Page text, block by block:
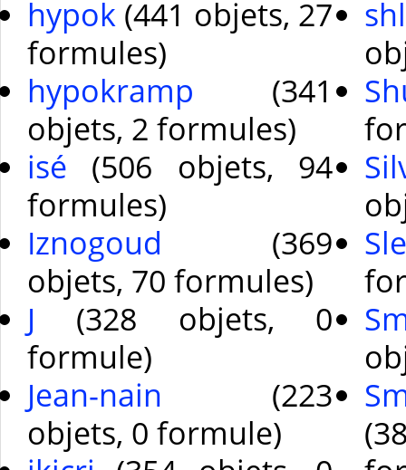
hypok (441 objets, 27
formules)
hypokramp (341
objets, 2 formules)
isé (506 objets, 94
formules)
Iznogoud (369
objets, 70 formules)
J (328 objets, 0
formule)
Jean-nain (223
objets, 0 formule)